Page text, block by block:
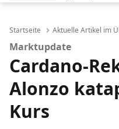
Startseite Aktuelle Artikel im
Marktupdate
Cardano-
Alonzo
Kurs